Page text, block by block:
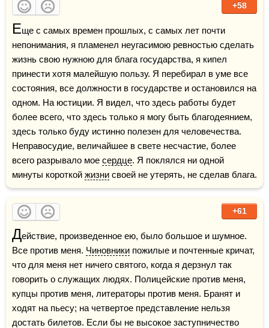
+58
Еще с самых времен прошлых, с самых лет почти
непонимания, я пламенел неугасимою ревностью сделать
жизнь свою нужною для блага государства, я кипел
принести хотя малейшую пользу. Я перебирал в уме все
состояния, все должности в государстве и остановился на
одном. На юстиции. Я видел, что здесь работы будет
более всего, что здесь только я могу быть благодеянием,
здесь только буду истинно полезен для человечества.
Неправосудие, величайшее в свете несчастие, более
всего разрывало мое сердце. Я поклялся ни одной
минуты короткой жизни своей не утерять, не сделав блага.
+61
Действие, произведенное ею, было большое и шумное.
Все против меня. Чиновники пожилые и почтенные кричат,
что для меня нет ничего святого, когда я дерзнул так
говорить о служащих людях. Полицейские против меня,
купцы против меня, литераторы против меня. Бранят и
ходят на пьесу; на четвертое представление нельзя
достать билетов. Если бы не высокое заступничество